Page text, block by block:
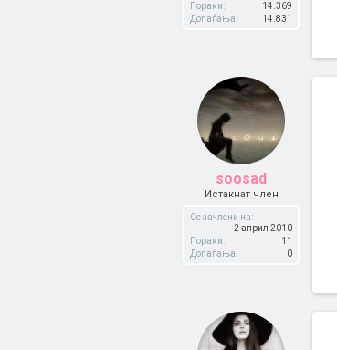
Пораки:
14.369
Допаѓања:
14.831
soosad
Истакнат член
Се зачлени на:
2 април 2010
Пораки:
11
Допаѓања:
0